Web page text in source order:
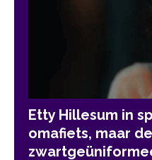
Etty Hillesum in
omafiets, maar